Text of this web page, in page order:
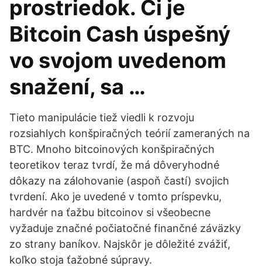
prostriedok. Či je
Bitcoin Cash úspešný
vo svojom uvedenom
snažení, sa …
Tieto manipulácie tiež viedli k rozvoju
rozsiahlych konšpiračných teórií zameraných na
BTC. Mnoho bitcoinových konšpiračných
teoretikov teraz tvrdí, že má dôveryhodné
dôkazy na zálohovanie (aspoň častí) svojich
tvrdení. Ako je uvedené v tomto príspevku,
hardvér na ťažbu bitcoinov si všeobecne
vyžaduje značné počiatočné finančné záväzky
zo strany baníkov. Najskôr je dôležité zvážiť,
koľko stoja ťažobné súpravy.